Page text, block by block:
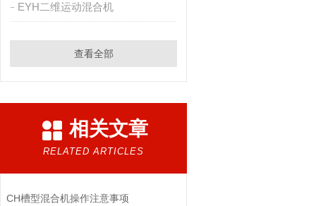
EYH二维运动混合机
查看全部
相关文章
RELATED ARTICLES
CH槽型混合机操作注意事项